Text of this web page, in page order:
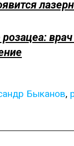
Быканов,